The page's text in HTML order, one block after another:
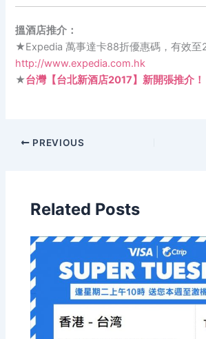
搵酒店推介：
★Expedia 萬事達卡88折優惠碼，有效至
http://www.expedia.com.hk
★台灣【台北新酒店2017】新開張推介！
PREVIOUS
Related Posts